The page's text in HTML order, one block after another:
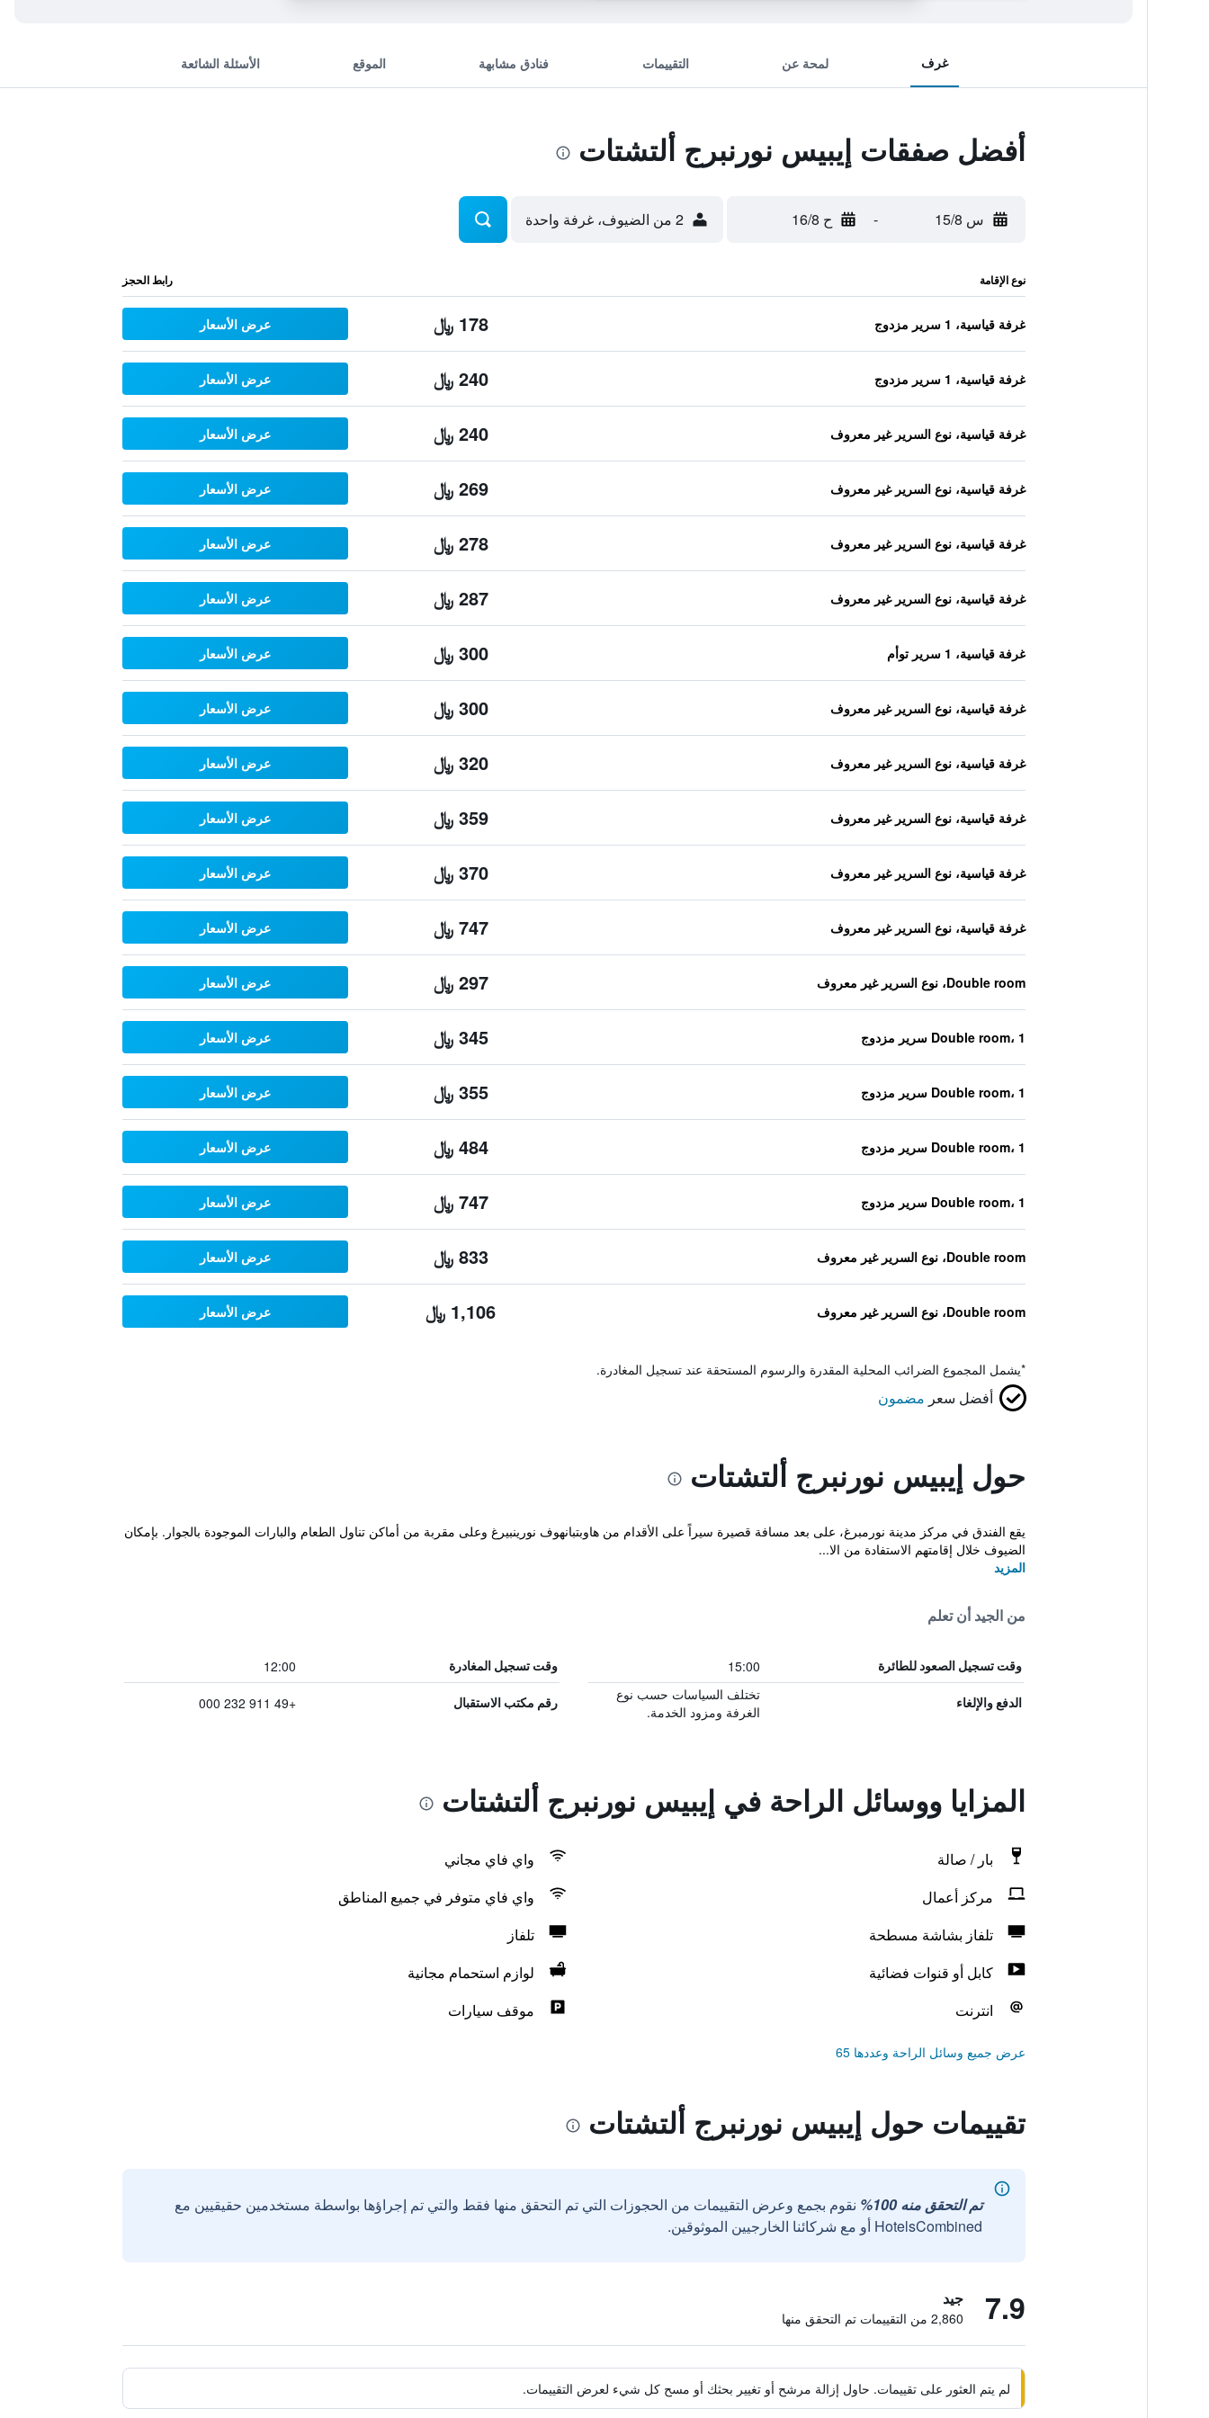
غرف لمحة عن التقييمات فنادق مشابهة الموقع الأسئلة الشائعة
أفضل صفقات إيبيس نورنبرج ألتشتات
س 15/8 - ح 16/8 2 من الضيوف، غرفة واحدة
نوع الإقامة رابط الحجز
غرفة قياسية، 1 سرير مزدوج 178 ﷼ عرض الأسعار
غرفة قياسية، 1 سرير مزدوج 240 ﷼ عرض الأسعار
غرفة قياسية، نوع السرير غير معروف 240 ﷼ عرض الأسعار
غرفة قياسية، نوع السرير غير معروف 269 ﷼ عرض الأسعار
غرفة قياسية، نوع السرير غير معروف 278 ﷼ عرض الأسعار
غرفة قياسية، نوع السرير غير معروف 287 ﷼ عرض الأسعار
غرفة قياسية، 1 سرير توأم 300 ﷼ عرض الأسعار
غرفة قياسية، نوع السرير غير معروف 300 ﷼ عرض الأسعار
غرفة قياسية، نوع السرير غير معروف 320 ﷼ عرض الأسعار
غرفة قياسية، نوع السرير غير معروف 359 ﷼ عرض الأسعار
غرفة قياسية، نوع السرير غير معروف 370 ﷼ عرض الأسعار
غرفة قياسية، نوع السرير غير معروف 747 ﷼ عرض الأسعار
Double room، نوع السرير غير معروف 297 ﷼ عرض الأسعار
Double room، 1 سرير مزدوج 345 ﷼ عرض الأسعار
Double room، 1 سرير مزدوج 355 ﷼ عرض الأسعار
Double room، 1 سرير مزدوج 484 ﷼ عرض الأسعار
Double room، 1 سرير مزدوج 747 ﷼ عرض الأسعار
Double room، نوع السرير غير معروف 833 ﷼ عرض الأسعار
Double room، نوع السرير غير معروف 1,106 ﷼ عرض الأسعار
*يشمل المجموع الضرائب المحلية المقدرة والرسوم المستحقة عند تسجيل المغادرة.
أفضل سعر مضمون
حول إيبيس نورنبرج ألتشتات
يقع الفندق في مركز مدينة نورمبرغ، على بعد مسافة قصيرة سيراً على الأقدام من هاوبتبانهوف نورينبيرغ وعلى مقربة من أماكن تناول الطعام والبارات الموجودة بالجوار. بإمكان
الضيوف خلال إقامتهم الاستفادة من الا...
المزيد
من الجيد أن تعلم
وقت تسجيل الصعود للطائرة 15:00 وقت تسجيل المغادرة 12:00
الدفع والإلغاء
تختلف السياسات حسب نوع
الغرفة ومزود الخدمة.
رقم مكتب الاستقبال +49 911 232 000
المزايا ووسائل الراحة في إيبيس نورنبرج ألتشتات
بار / صالة
واي فاي مجاني
مركز أعمال
واي فاي متوفر في جميع المناطق
تلفاز بشاشة مسطحة
تلفاز
كابل أو قنوات فضائية
لوازم استحمام مجانية
انترنت
موقف سيارات
عرض جميع وسائل الراحة وعددها 65
تقييمات حول إيبيس نورنبرج ألتشتات
تم التحقق منه 100%
نقوم بجمع وعرض التقييمات من الحجوزات التي تم التحقق منها فقط والتي تم إجراؤها بواسطة مستخدمين حقيقيين مع
HotelsCombined أو مع شركائنا الخارجيين الموثوقين.
7.9 جيد
2,860 من التقييمات تم التحقق منها
لم يتم العثور على تقييمات. حاول إزالة مرشح أو تغيير بحثك أو مسح كل شيء لعرض التقييمات.